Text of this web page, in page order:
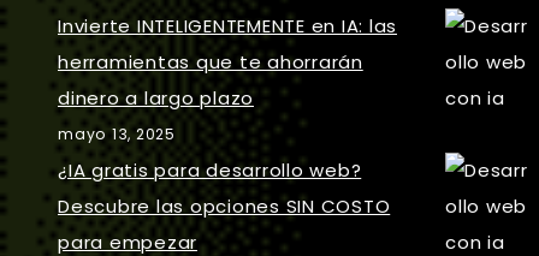
Invierte INTELIGENTEMENTE en IA: las
herramientas que te ahorrarán
dinero a largo plazo
mayo 13, 2025
¿IA gratis para desarrollo web?
Descubre las opciones SIN COSTO
para empezar